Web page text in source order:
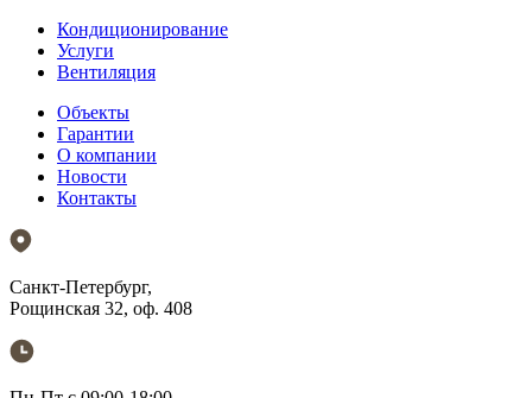
Кондиционирование
Услуги
Вентиляция
Объекты
Гарантии
О компании
Новости
Контакты
Санкт-Петербург,
Рощинская 32, оф. 408